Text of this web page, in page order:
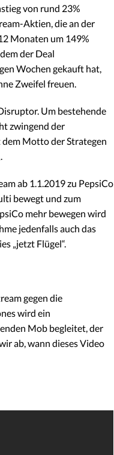
von rund 23%
Aktien, die an der
Monaten um 149%
der Deal
Wochen gekauft hat,
Zweifel freuen.
Um bestehende
zwingend der
Motto der Strategen
ab 1.1.2019 zu PepsiCo
bewegt und zum
mehr bewegen wird
jedenfalls auch das
„jetzt Flügel“.
gegen die
wird ein
Mob begleitet, der
ab, wann dieses Video